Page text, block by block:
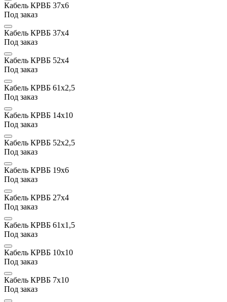
Кабель КРВБ 37х6
Под заказ
Кабель КРВБ 37х4
Под заказ
Кабель КРВБ 52х4
Под заказ
Кабель КРВБ 61х2,5
Под заказ
Кабель КРВБ 14х10
Под заказ
Кабель КРВБ 52х2,5
Под заказ
Кабель КРВБ 19х6
Под заказ
Кабель КРВБ 27х4
Под заказ
Кабель КРВБ 61х1,5
Под заказ
Кабель КРВБ 10х10
Под заказ
Кабель КРВБ 7х10
Под заказ